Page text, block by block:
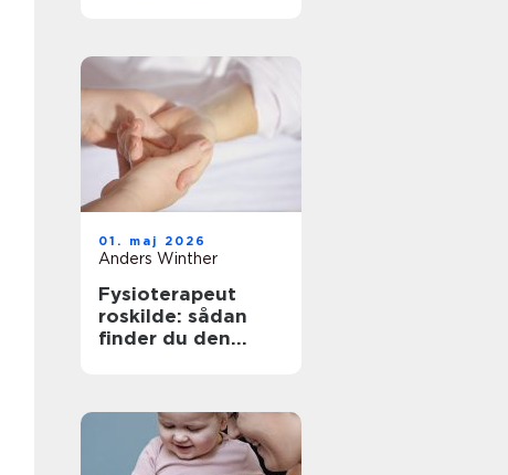
01. maj 2026
Anders Winther
Fysioterapeut
roskilde: sådan
finder du den